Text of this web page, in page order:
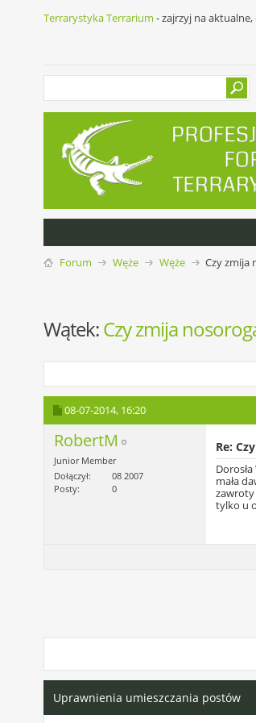
Terrarystyka Terrarium - zajrzyj na
Forum Węże Węże Czy zmija
Wątek:Czy zmija
08-07-2014, 16:20
RobertM
Junior Member
Dołączył
08 2007
Posty
0
Re:
mała
zawroty
tylko u
Uprawnienia umieszczania postów